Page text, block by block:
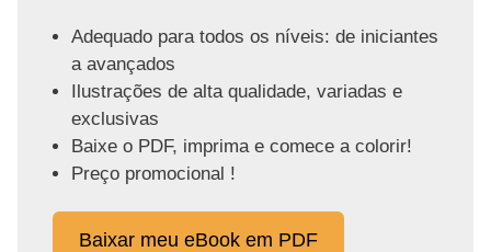
Adequado para todos os níveis: de iniciantes
a avançados
Ilustrações de alta qualidade, variadas e
exclusivas
Baixe o PDF, imprima e comece a colorir!
Preço promocional !
Baixar meu eBook em PDF